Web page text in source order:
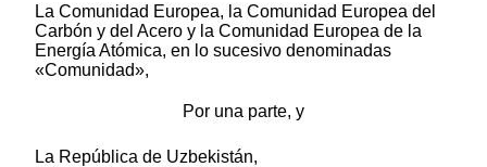
La Comunidad Europea, la Comunidad Europea del
Carbón y del Acero y la Comunidad Europea de la
Energía Atómica, en lo sucesivo denominadas
«Comunidad»,
Por una parte, y
La República de Uzbekistán,